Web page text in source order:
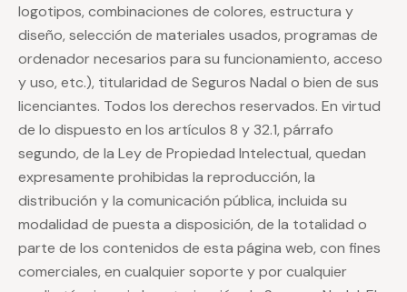
logotipos, combinaciones de colores, estructura y
diseño, selección de materiales usados, programas de
ordenador necesarios para su funcionamiento, acceso
y uso, etc.), titularidad de Seguros Nadal o bien de sus
licenciantes. Todos los derechos reservados. En virtud
de lo dispuesto en los artículos 8 y 32.1, párrafo
segundo, de la Ley de Propiedad Intelectual, quedan
expresamente prohibidas la reproducción, la
distribución y la comunicación pública, incluida su
modalidad de puesta a disposición, de la totalidad o
parte de los contenidos de esta página web, con fines
comerciales, en cualquier soporte y por cualquier